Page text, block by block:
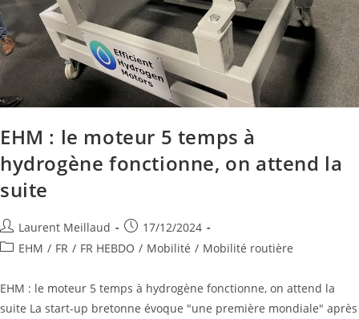
EHM : le moteur 5 temps à
hydrogène fonctionne, on attend la
suite
Laurent Meillaud
17/12/2024
EHM / FR / FR HEBDO / Mobilité / Mobilité routière
EHM : le moteur 5 temps à hydrogène fonctionne, on attend la
suite La start-up bretonne évoque "une première mondiale" après